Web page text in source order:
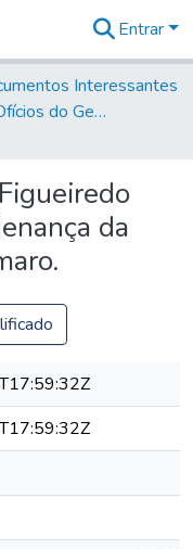
Entrar
Interessantes
Volume 85 - Ofícios do General Francisco da Cunha Menezes (Governador da Capitania): 1782- 1786
da